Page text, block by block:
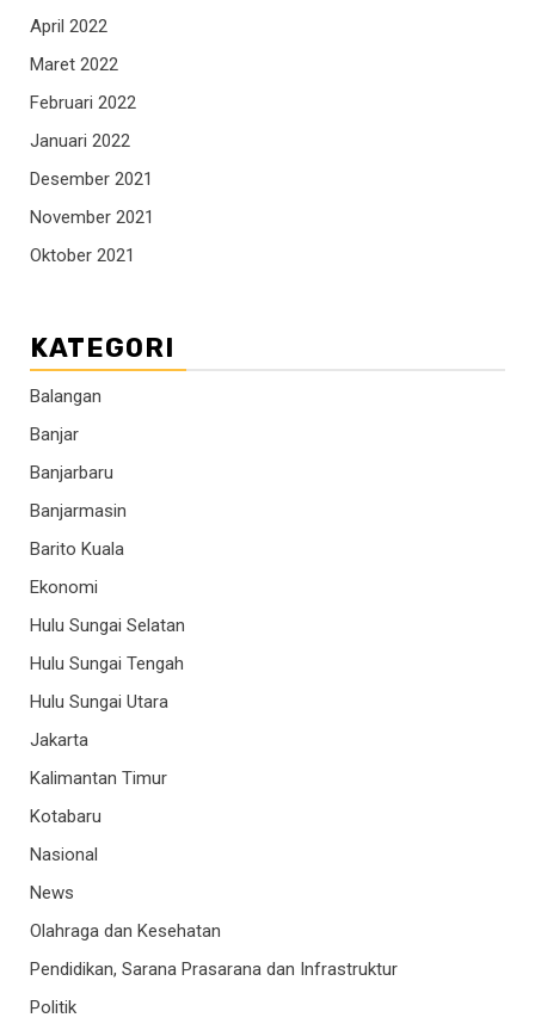
April 2022
Maret 2022
Februari 2022
Januari 2022
Desember 2021
November 2021
Oktober 2021
KATEGORI
Balangan
Banjar
Banjarbaru
Banjarmasin
Barito Kuala
Ekonomi
Hulu Sungai Selatan
Hulu Sungai Tengah
Hulu Sungai Utara
Jakarta
Kalimantan Timur
Kotabaru
Nasional
News
Olahraga dan Kesehatan
Pendidikan, Sarana Prasarana dan Infrastruktur
Politik